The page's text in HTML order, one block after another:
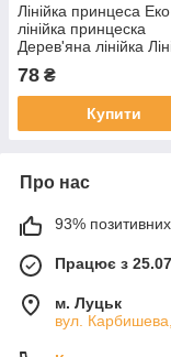
Лінійка принцеса Еко
лінійка принцеска
Дерев'яна лінійка
для школи 15 см
фанера
78 ₴
Купити
Про нас
93% позитивних
Працює з
м. Луцьк
вул.